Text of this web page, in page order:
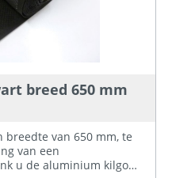
breed 650 mm
van 650 mm, te
van een
u de aluminium kilgoot